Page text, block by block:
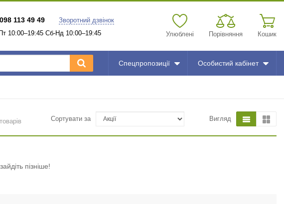
113 49 49
Зворотний дзвінок
10:00–19:45 Сб-Нд 10:00–19:45
Улюблені Порівняння Кошик
Спецпропозиції Особистий кабінет
Сортувати за Вигляд
пізніше!